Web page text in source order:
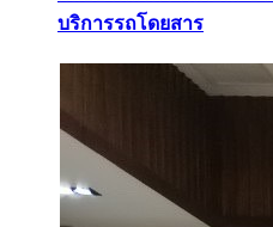
บริการรถโดยสาร